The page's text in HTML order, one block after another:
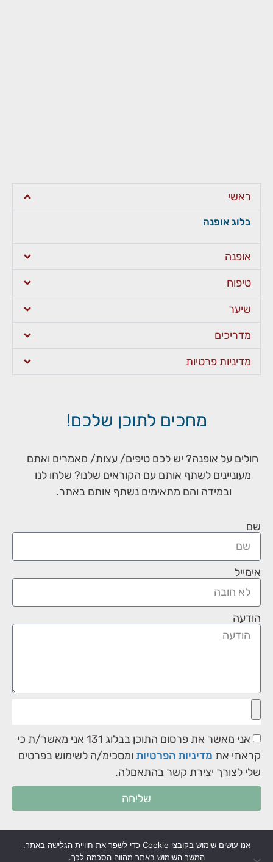
ראשי
בלוג אופנה
אופנה
טיפוח
שיער
מדריכים
מדיניות פרטיות
מחכים לתוכן שלכם!
חולים על אופנה? יש לכם טיפים/ עצות/ מאמרים ואתם
מעוניינים לשתף אותם עם הקוראים שלנו? שלחו לנו
ובמידה והם מתאימים נשתף אותם באתר.
שם
אימייל
הודעה
אני מאשר את פרסום התוכן בבלוג 131 אני מאשר/ת כי
קראתי את מדיניות הפרטיות ומסכימ/ה לשימוש בפרטים
שלי לצורך יצירת קשר בהתאםלה.
שליחה
אנו עושים שימוש בקובצי Cookie כדי לשפר את חוויית הגלישה באתר.
המשך השימוש באתר מהווה הסכמה לכך.